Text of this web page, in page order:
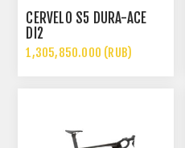
CERVÉLO S5 DURA-ACE
DI2
1,305,850.000 (RUB)